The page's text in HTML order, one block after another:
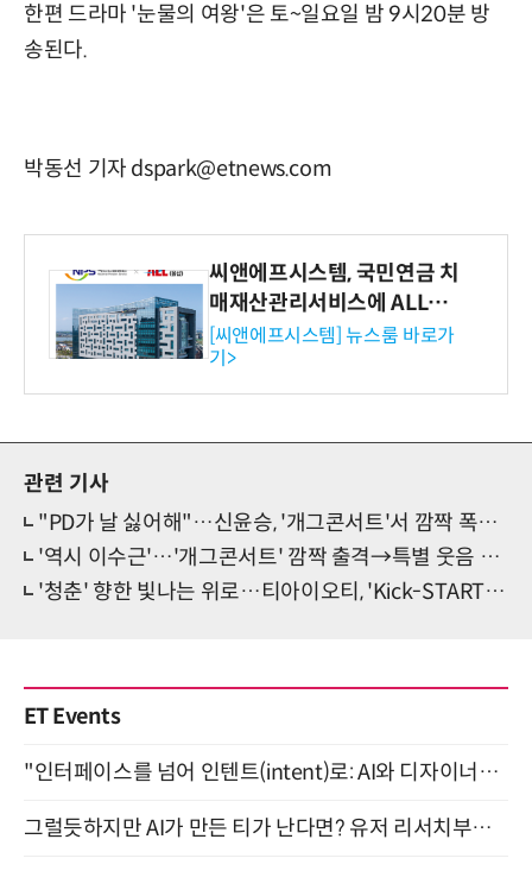
한편 드라마 '눈물의 여왕'은 토~일요일 밤 9시20분 방
송된다.
박동선 기자 dspark@etnews.com
씨앤에프시스템, 국민연금 치
매재산관리서비스에 ALL# E
RP 공급
[씨앤에프시스템] 뉴스룸 바로가
기>
관련 기사
"PD가 날 싫어해"…신윤승, '개그콘서트'서 깜짝 폭로?!
'역시 이수근'…'개그콘서트' 깜짝 출격→특별 웃음 선물
'청춘' 향한 빛나는 위로…티아이오티, 'Kick-START' 감격 데뷔
ET Events
"인터페이스를 넘어 인텐트(intent)로: AI와 디자이너가 함께 만드는 공존의 UX" 강남역 (9/2)
그럴듯하지만 AI가 만든 티가 난다면? 유저 리서치부터 배포까지! (9/15)